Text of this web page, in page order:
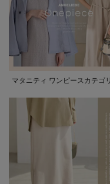
マタニティ ワンピースカテゴリ